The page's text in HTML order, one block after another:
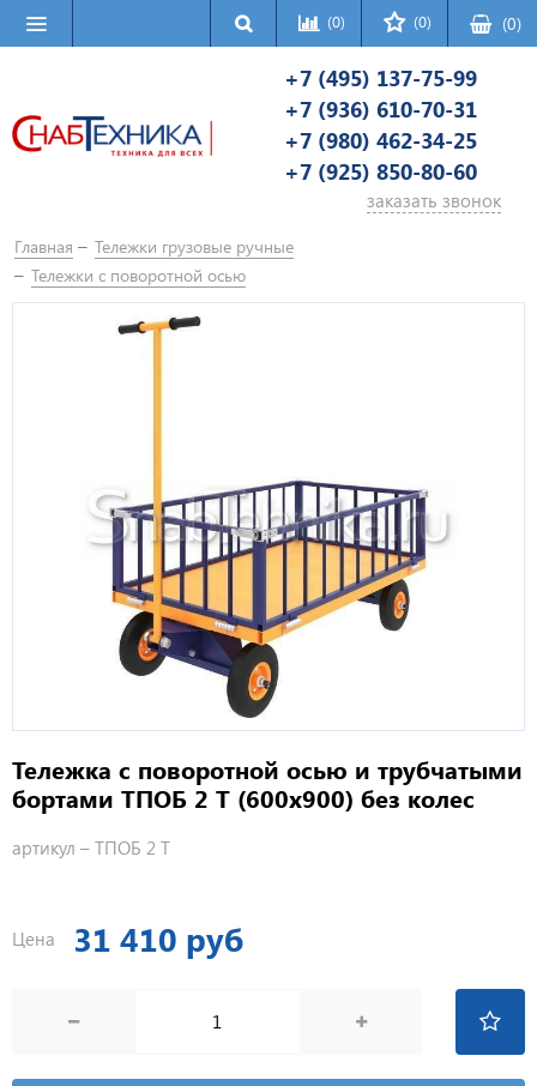
(0) (0) (0)
+7 (495) 137-75-99
+7 (936) 610-70-31
+7 (980) 462-34-25
+7 (925) 850-80-60
заказать звонок
Главная
Тележки грузовые ручные
Тележки с поворотной осью
Тележка с поворотной осью и трубчатыми
бортами ТПОБ 2 Т (600х900) без колес
артикул – ТПОБ 2 Т
Цена 31 410 руб